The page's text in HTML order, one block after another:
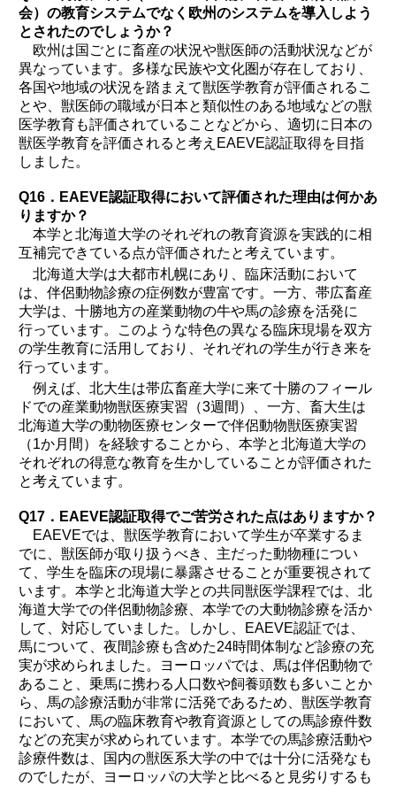
会）の教育システムでなく欧州のシステムを導入しよう
とされたのでしょうか？
欧州は国ごとに畜産の状況や獣医師の活動状況などが
異なっています。多様な民族や文化圏が存在しており、
各国や地域の状況を踏まえて獣医学教育が評価されるこ
とや、獣医師の職域が日本と類似性のある地域などの獣
医学教育も評価されていることなどから、適切に日本の
獣医学教育を評価されると考えEAEVE認証取得を目指
しました。
Q16．EAEVE認証取得において評価された理由は何かあ
りますか？
本学と北海道大学のそれぞれの教育資源を実践的に相
互補完できている点が評価されたと考えています。
北海道大学は大都市札幌にあり、臨床活動において
は、伴侶動物診療の症例数が豊富です。一方、帯広畜産
大学は、十勝地方の産業動物の牛や馬の診療を活発に
行っています。このような特色の異なる臨床現場を双方
の学生教育に活用しており、それぞれの学生が行き来を
行っています。
例えば、北大生は帯広畜産大学に来て十勝のフィール
ドでの産業動物獣医療実習（3週間）、一方、畜大生は
北海道大学の動物医療センターで伴侶動物獣医療実習
（1か月間）を経験することから、本学と北海道大学の
それぞれの得意な教育を生かしていることが評価された
と考えています。
Q17．EAEVE認証取得でご苦労された点はありますか？
EAEVEでは、獣医学教育において学生が卒業するま
でに、獣医師が取り扱うべき、主だった動物種につい
て、学生を臨床の現場に暴露させることが重要視されて
います。本学と北海道大学との共同獣医学課程では、北
海道大学での伴侶動物診療、本学での大動物診療を活か
して、対応していました。しかし、EAEVE認証では、
馬について、夜間診療も含めた24時間体制など診療の充
実が求められました。ヨーロッパでは、馬は伴侶動物で
あること、乗馬に携わる人口数や飼養頭数も多いことか
ら、馬の診療活動が非常に活発であるため、獣医学教育
において、馬の臨床教育や教育資源としての馬診療件数
などの充実が求められています。本学での馬診療活動や
診療件数は、国内の獣医系大学の中では十分に活発なも
のでしたが、ヨーロッパの大学と比べると見劣りするも